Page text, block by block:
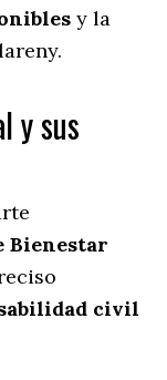
y la
y sus
Bienestar
civil